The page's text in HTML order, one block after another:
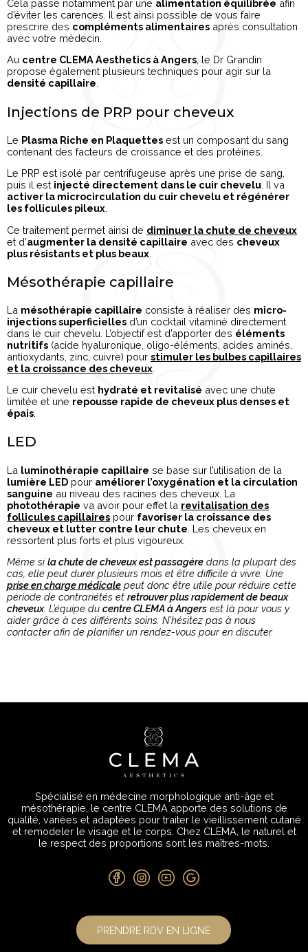
Cela passe notamment par une alimentation équilibrée afin
d’éviter les carences. Il est ainsi possible de vous faire
prescrire des compléments alimentaires après consultation
avec votre médecin.
Au centre CLEMA Aesthetics à Angers, le Dr Grandin
propose également plusieurs techniques pour agir sur la
densité capillaire.
Injections de PRP pour cheveux
Le Plasma Riche en Plaquettes est un composant du sang
contenant des facteurs de croissance et des protéines.
Le PRP est isolé par centrifugeuse après une prise de sang,
puis il est injecté directement dans le cuir chevelu . Il va
activer la microcirculation du cuir chevelu et régénérer
les follicules pileux
Ce traitement permet ainsi de diminuer la chute de cheveux
et d’augmenter la densité capillaire avec des cheveux
plus résistants et plus beaux
Mésothérapie capillaire
La mésothérapie capillaire consiste à réaliser des micro-
injections superficielles d’un cocktail vitaminé directement
dans le cuir chevelu. L’objectif est d’apporter des éléments
nutritifs (acide hyaluronique, oligo-éléments, acides aminés,
antioxydants, zinc, cuivre) pour stimuler les bulbes capillaires
et la croissance des cheveux
Le cuir chevelu est hydraté et revitalisé avec une chute
limitée et une repousse rapide de cheveux plus denses et
épais
LED
La luminothérapie capillaire se base sur l’utilisation de la
lumière LED pour améliorer l’oxygénation et la circulation
sanguine au niveau des racines des cheveux. La
photothérapie va avoir pour effet la revitalisation des
follicules capillaires pour favoriser la croissance des
cheveux et lutter contre leur chute . Les cheveux en
ressortent plus forts et plus vigoureux.
Même sila chute de cheveux est passagère dans la plupart des
cas, elle peut durer plusieurs mois et être difficile à vivre. Une
prise en charge médicale peut donc être utile pour réduire cette
période de contrariétés et retrouver plus rapidement de beaux
cheveux. L’équipe du centre CLEMA à Angers est là pour vous y
aider grâce à ces différents soins. N’hésitez pas à nous
contacter afin de planifier un rendez-vous pour en discuter.
Spécialisé en médecine morphologique anti-âge et
mésothérapie, le centre CLEMA apporte des solutions de
qualité, variées et adaptées pour traiter le vieillissement cutané
et remodeler le visage et le corps. Chez CLEMA, le naturel et
le respect des proportions sont les maîtres-mots.
PRENDRE RDV EN LIGNE